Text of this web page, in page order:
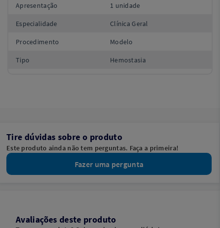
Apresentação 1 unidade
Especialidade Clínica Geral
Procedimento Modelo
Tipo Hemostasia
Tire dúvidas sobre o produto
Este produto ainda não tem perguntas. Faça a primeira!
Fazer uma pergunta
Avaliações deste produto